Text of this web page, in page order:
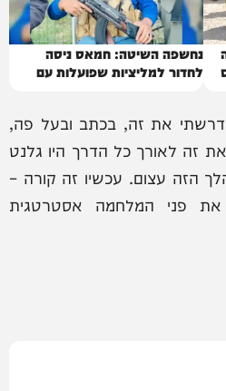
נחשפה השיטה: חמאס ניסה
לחדור למליציות שפועלות עם
דרשתי את זה, בכתב ובעל פה,
זה לאורך כל הדרך היו גלנט
הזה עצום. עכשיו זה קורה –
פני המלחמה אסטרטגית